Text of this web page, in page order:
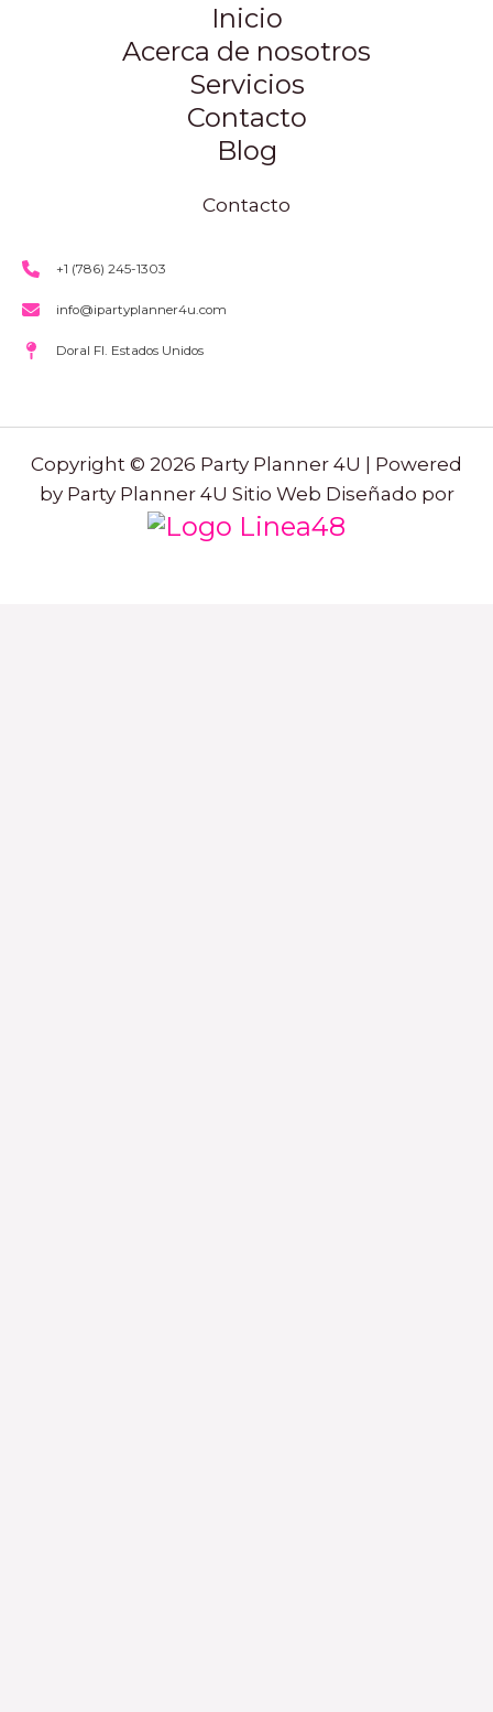
Inicio
Acerca de nosotros
Servicios
Contacto
Blog
Contacto
+1 (786) 245-1303
info@ipartyplanner4u.com
Doral Fl. Estados Unidos
Copyright © 2026 Party Planner 4U | Powered
by Party Planner 4U Sitio Web Diseñado por